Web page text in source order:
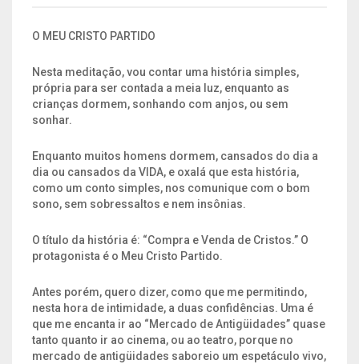
VELAS E RECHAUD
O MEU CRISTO PARTIDO
Nesta meditação, vou contar uma história simples,
própria para ser contada a meia luz, enquanto as
crianças dormem, sonhando com anjos, ou sem
sonhar.
Enquanto muitos homens dormem, cansados do dia a
dia ou cansados da VIDA, e oxalá que esta história,
como um conto simples, nos comunique com o bom
sono, sem sobressaltos e nem insônias.
O título da história é: “Compra e Venda de Cristos.” O
protagonista é o Meu Cristo Partido.
Antes porém, quero dizer, como que me permitindo,
nesta hora de intimidade, a duas confidências. Uma é
que me encanta ir ao “Mercado de Antigüidades” quase
tanto quanto ir ao cinema, ou ao teatro, porque no
mercado de antigüidades saboreio um espetáculo vivo,